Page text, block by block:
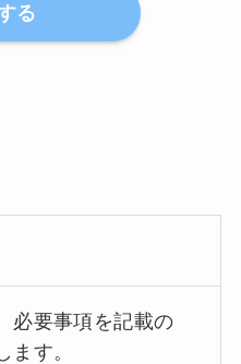
る
必要事項を記載の
ます。